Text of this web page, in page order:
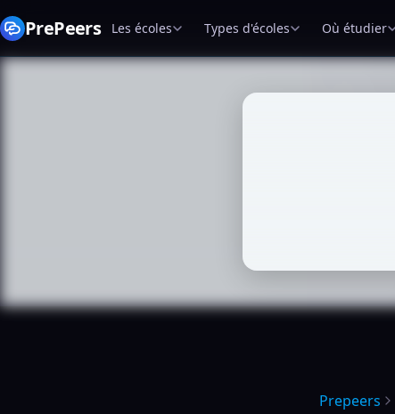
PrePeers Les écoles Types d'écoles Où étudier
Prepeers